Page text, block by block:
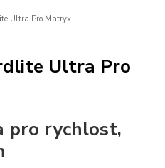
Ultra Pro Matryx
Ultra Pro
pro rychlost,